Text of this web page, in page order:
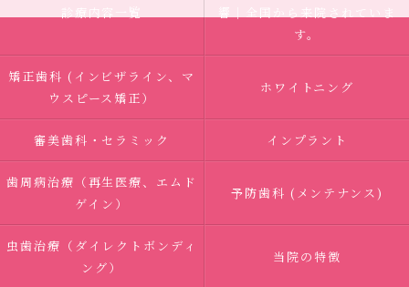
診療内容一覧
響｜全国から来院されていま
す。
矯正歯科 (インビザライン、マ
ウスピース矯正）
ホワイトニング
審美歯科・セラミック インプラント
歯周病治療（再生医療、エムド
ゲイン）
予防歯科 (メンテナンス)
虫歯治療（ダイレクトボンディ
ング）
当院の特徴